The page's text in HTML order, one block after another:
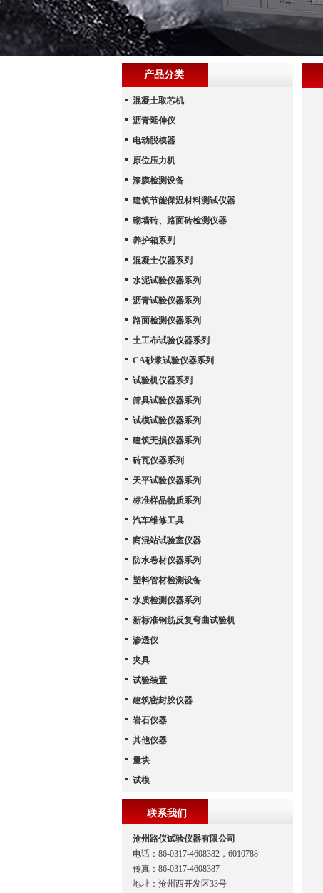
产品分类
混凝土取芯机
沥青延伸仪
电动脱模器
原位压力机
漆膜检测设备
建筑节能保温材料测试仪器
砌墙砖、路面砖检测仪器
养护箱系列
混凝土仪器系列
水泥试验仪器系列
沥青试验仪器系列
路面检测仪器系列
土工布试验仪器系列
CA砂浆试验仪器系列
试验机仪器系列
筛具试验仪器系列
试模试验仪器系列
建筑无损仪器系列
砖瓦仪器系列
天平试验仪器系列
标准样品物质系列
汽车维修工具
商混站试验室仪器
防水卷材仪器系列
塑料管材检测设备
水质检测仪器系列
新标准钢筋反复弯曲试验机
渗透仪
夹具
试验装置
建筑密封胶仪器
岩石仪器
其他仪器
量块
试模
联系我们
沧州路仪试验仪器有限公司
电话：86-0317-4608382，6010788
传真：86-0317-4608387
地址：沧州西开发区33号